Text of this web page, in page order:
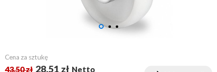
Cena za sztukę
43,50 zł 28,51 zł Netto